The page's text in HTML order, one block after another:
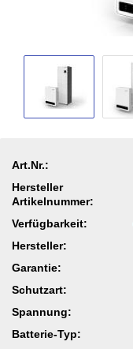
Art.Nr.:
Hersteller
Artikelnummer:
Verfügbarkeit:
Hersteller:
Garantie:
Schutzart:
Spannung:
Batterie-Typ: